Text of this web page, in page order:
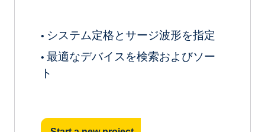
• システム定格とサージ波形を指定
• 最適なデバイスを検索およびソー
ト